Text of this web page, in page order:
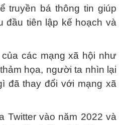
truyền bá thông tin giúp
đầu tiên lập kế hoạch và
các mạng xã hội như
họa, người ta nhìn lại
đã thay đổi với mạng xã
Twitter vào năm 2022 và